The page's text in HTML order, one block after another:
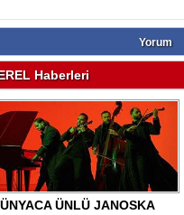
Yorum
Haberleri
ÜNLÜ JANOSKA